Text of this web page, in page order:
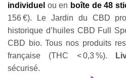
individuel ou en boîte de 48
156 €). Le Jardin du CBD
historique d’huiles CBD Full
CBD bio. Tous nos produits
française (THC < 0,3 %).
sécurisé.